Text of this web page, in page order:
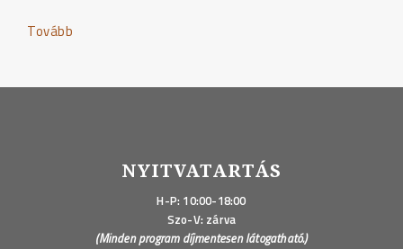
Tovább
NYITVATARTÁS
H-P: 10:00-18:00
Szo-V: zárva
(Minden program díjmentesen látogatható.)